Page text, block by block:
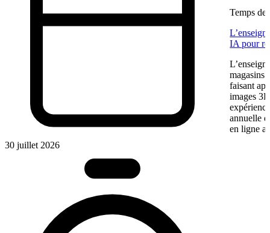
30 juillet 2026
Temps de
IA pour
magasins
faisant
images
annuelle
en ligne